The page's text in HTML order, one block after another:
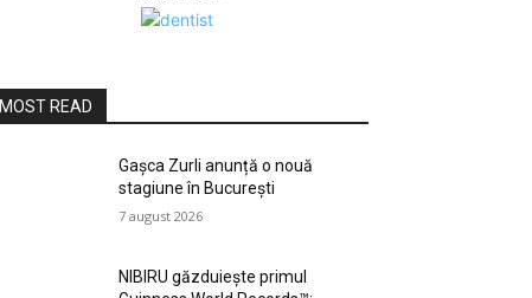
MOST READ
Gașca Zurli anunță o nouă
stagiune în București
7 august 2026
NIBIRU găzduiește primul